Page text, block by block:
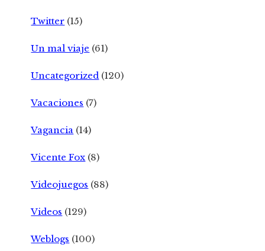
Twitter (15)
Un mal viaje (61)
Uncategorized (120)
Vacaciones (7)
Vagancia (14)
Vicente Fox (8)
Videojuegos (88)
Videos (129)
Weblogs (100)